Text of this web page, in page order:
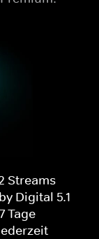
Streams
Digital 5.1
Tage